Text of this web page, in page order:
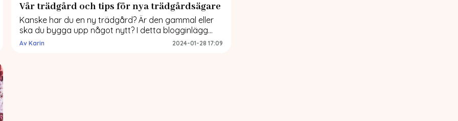
Vår trädgård och tips för nya trädgårdsägare
Kanske har du en ny trädgård? Är den gammal eller
ska du bygga upp något nytt? I detta blogginlägg
kommer jag gå igenom mina tankar kring att ta över
2024-01-28 17:09
Av Karin